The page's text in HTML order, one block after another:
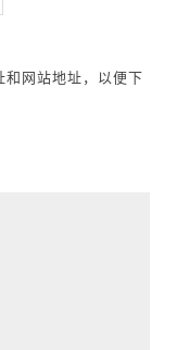
网站地址，以便下